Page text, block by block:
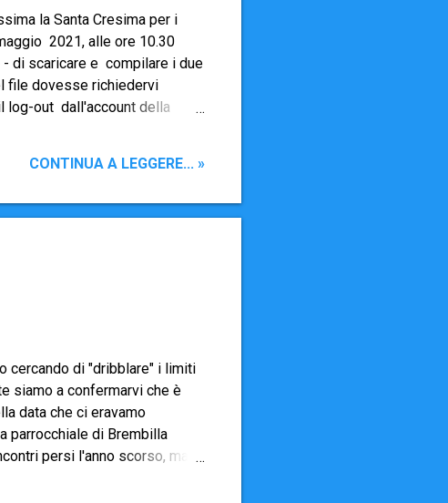
la Santa Cresima per i
2021, alle ore 10.30
di scaricare e compilare i due
file dovesse richiedervi
log-out dall'account della
compilare il padrino o la
vanno consegnati al
CONTINUA A LEGGERE... »
cercando di "dribblare" i limiti
siamo a confermarvi che è
data che ci eravamo
parrocchiale di Brembilla
persi l'anno scorso, ma -